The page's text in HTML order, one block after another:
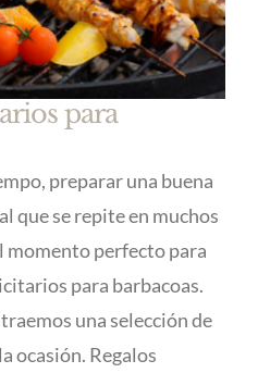
para
preparar una buena
que se repite en muchos
momento perfecto para
para barbacoas.
una selección de
ocasión. Regalos